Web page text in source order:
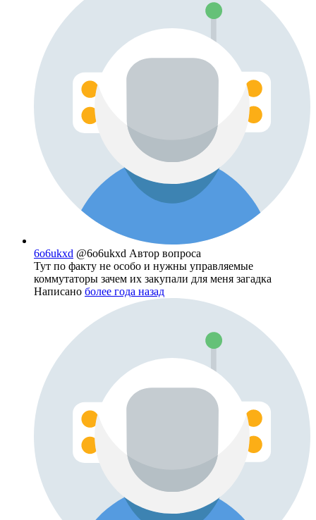
6o6ukxd @6o6ukxd Автор вопроса
Тут по факту не особо и нужны управляемые
коммутаторы зачем их закупали для меня загадка
Написано более года назад